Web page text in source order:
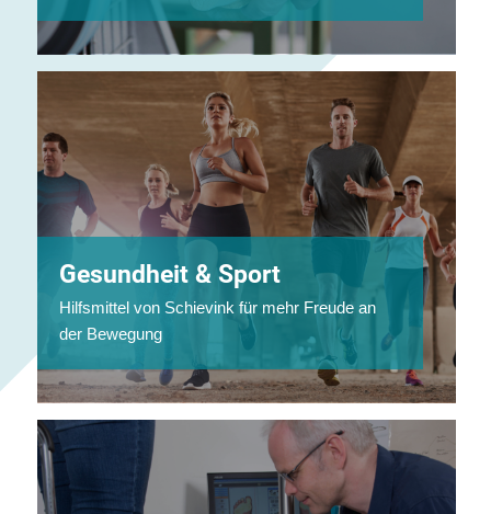
Gesundheit & Sport
Hilfsmittel von Schievink für mehr Freude an
der Bewegung